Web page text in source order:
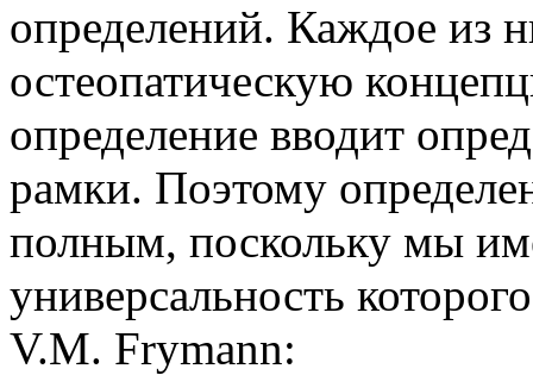
определений. Каждое из
остеопатическую
определение вводит
рамки. Поэтому
полным, поскольку мы
универсальность
V.M. Frymann: